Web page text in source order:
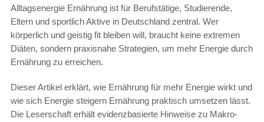
Alltagsenergie Ernährung ist für Berufstätige, Studierende,
Eltern und sportlich Aktive in Deutschland zentral. Wer
körperlich und geistig fit bleiben will, braucht keine extremen
Diäten, sondern praxisnahe Strategien, um mehr Energie durch
Ernährung zu erreichen.
Dieser Artikel erklärt, wie Ernährung für mehr Energie wirkt und
wie sich Energie steigern Ernährung praktisch umsetzen lässt.
Die Leserschaft erhält evidenzbasierte Hinweise zu Makro-